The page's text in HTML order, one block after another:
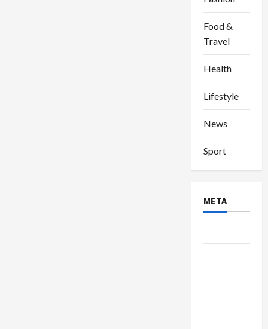
Food &
Travel
Health
Lifestyle
News
Sport
META